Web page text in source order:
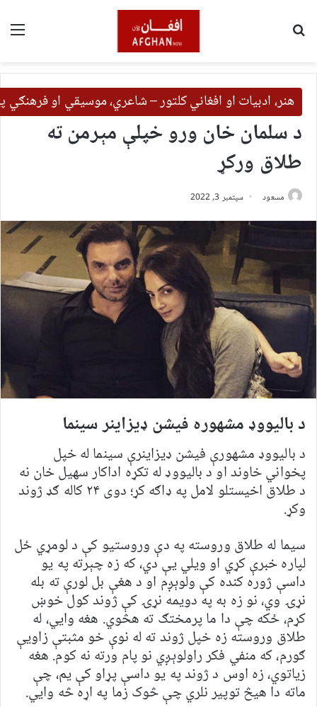
هنر، ادبیات او افغاني کلتور – شاعري، موسیقي او
د سلمان خان ورو خپلې مېرمن ته
طلاق ورکړ
مسعود سپتمبر 3, 2022
د بالیووډ مشهوره فیشن ډیزاینر سینما
د بالیووډ مشهورې فیشن ډیزاینرې سینما له خپل
پخواني خاوند او د بالیووډ له تکړه اداکار سهیل خان نه
د طلاق اخیستلو لامل په ډاګه کړ؛ دوی ۲۴ کاله ګډ ژوند
وکړ.
سیما له طلاق وروسته په دې وروستیو کې د لومړي ځل
لپاره خبرې کړي او ویلي یې دي، که زه چېرته په یو
داسې ژوره کنده کې ولوېږم او د هغې بل لورې ته بله
نړۍ وي، نو زه به په دویمه نړۍ کې ژوند کول خوښ
کړم، ځکه چې دا ما پرمختګ ته هڅوي. هغه وایي، له
طلاق وروسته زه خپل ژوند ته له نوې خو مثبتې زاویې
ګورم، که منفي فکر راولوېږي نو پام ورته نه کوم. هغه
زیاتوي، زه اوس د ژوند په یو داسې پړاو کې یم، چې
ماته دا هیڅ توپیر نلري چې څوک زما په اړه څه وایي.